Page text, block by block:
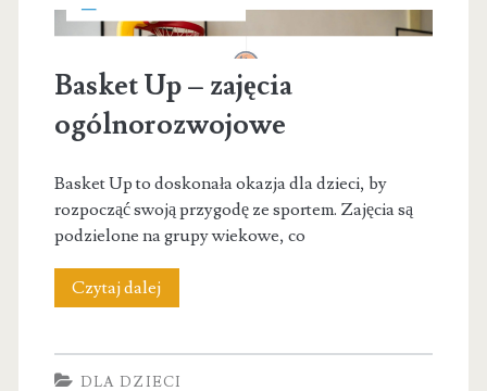
|
Kraków
Basket Up – zajęcia
ogólnorozwojowe
Basket Up to doskonała okazja dla dzieci, by
rozpocząć swoją przygodę ze sportem. Zajęcia są
podzielone na grupy wiekowe, co
Czytaj dalejBasket
DLA DZIECI